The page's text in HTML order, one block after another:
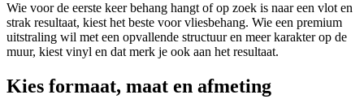
Wie voor de eerste keer behang hangt of op zoek is naar een vlot en
strak resultaat, kiest het beste voor vliesbehang. Wie een premium
uitstraling wil met een opvallende structuur en meer karakter op de
muur, kiest vinyl en dat merk je ook aan het resultaat.
Kies formaat, maat en afmeting